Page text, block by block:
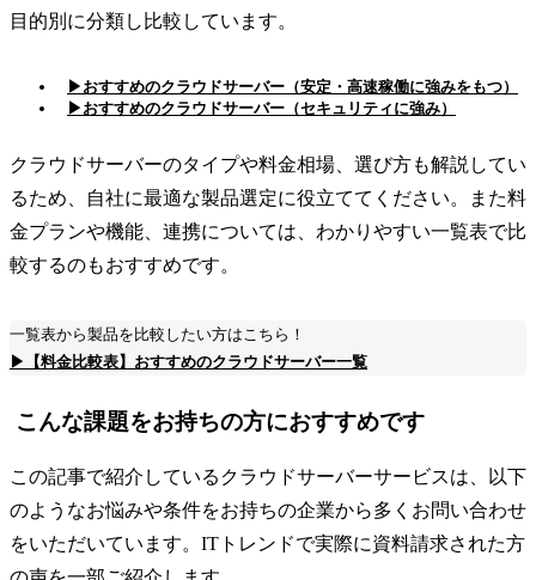
目的別に分類し比較しています。
▶おすすめのクラウドサーバー（安定・高速稼働に強みをもつ）
▶おすすめのクラウドサーバー（セキュリティに強み）
クラウドサーバーのタイプや料金相場、選び方も解説してい
るため、自社に最適な製品選定に役立ててください。また料
金プランや機能、連携については、わかりやすい一覧表で比
較するのもおすすめです。
一覧表から製品を比較したい方はこちら！
▶【料金比較表】おすすめのクラウドサーバー一覧
こんな課題をお持ちの方におすすめです
この記事で紹介しているクラウドサーバーサービスは、以下
のようなお悩みや条件をお持ちの企業から多くお問い合わせ
をいただいています。ITトレンドで実際に資料請求された方